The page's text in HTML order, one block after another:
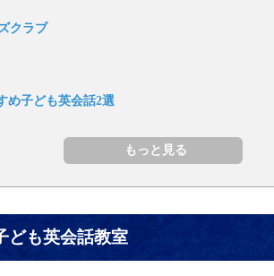
クラブ
め子ども英会話2選
ども英会話教室